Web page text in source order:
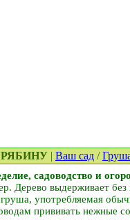
| Ваш сад /
и
Дерево выдерживает без
употребляемая
прививать нежные